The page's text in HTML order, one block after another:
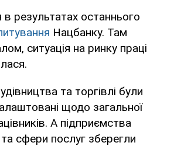
результатах останнього
Нацбанку. Там
ситуація на ринку праці
та торгівлі були
щодо загальної
А підприємства
сфери послуг зберегли